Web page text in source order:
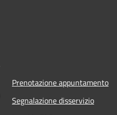
Prenotazione appuntamento
Segnalazione disservizio